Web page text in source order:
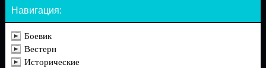
Навигация:
Боевик
Вестерн
Исторические